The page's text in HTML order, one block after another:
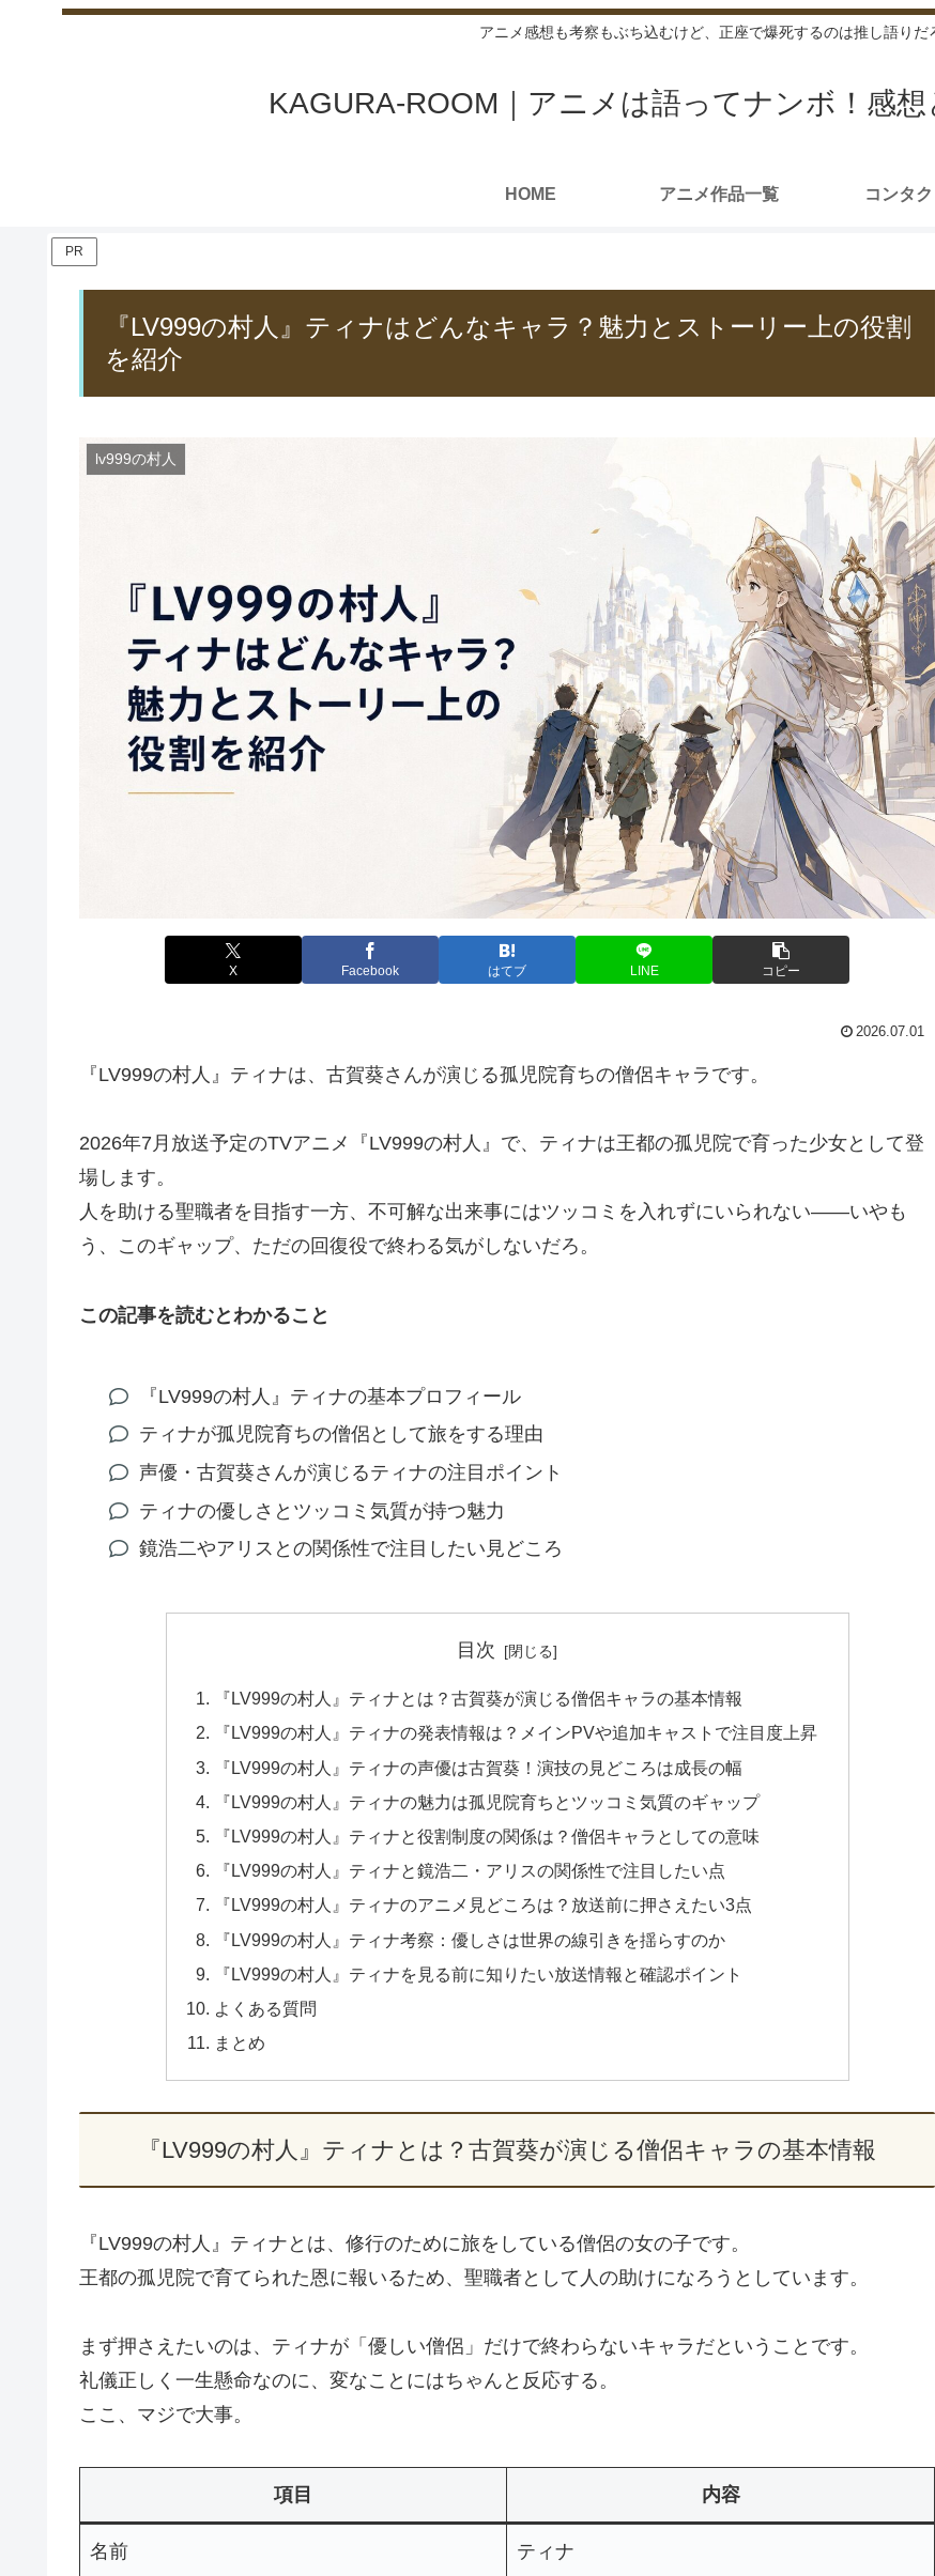
アニメ感想も考察もぶち込むけど、正座で爆死するのは推し語りだ
KAGURA-ROOM｜アニメは語ってナンボ！感
HOME アニメ作品一覧 コンタク
PR
『LV999の村人』ティナはどんなキャラ？魅力とストーリー上の役割
を紹介
lv999の村人
X Facebook はてブ LINE コピー
2026.07.01
『LV999の村人』ティナは、古賀葵さんが演じる孤児院育ちの僧侶キャラです。
2026年7月放送予定のTVアニメ『LV999の村人』で、ティナは王都の孤児院で育った少女として登
場します。
人を助ける聖職者を目指す一方、不可解な出来事にはツッコミを入れずにいられない――いやも
う、このギャップ、ただの回復役で終わる気がしないだろ。
この記事を読むとわかること
『LV999の村人』ティナの基本プロフィール
ティナが孤児院育ちの僧侶として旅をする理由
声優・古賀葵さんが演じるティナの注目ポイント
ティナの優しさとツッコミ気質が持つ魅力
鏡浩二やアリスとの関係性で注目したい見どころ
目次
『LV999の村人』ティナとは？古賀葵が演じる僧侶キャラの基本情報
『LV999の村人』ティナの発表情報は？メインPVや追加キャストで注目度上昇
『LV999の村人』ティナの声優は古賀葵！演技の見どころは成長の幅
『LV999の村人』ティナの魅力は孤児院育ちとツッコミ気質のギャップ
『LV999の村人』ティナと役割制度の関係は？僧侶キャラとしての意味
『LV999の村人』ティナと鏡浩二・アリスの関係性で注目したい点
『LV999の村人』ティナのアニメ見どころは？放送前に押さえたい3点
『LV999の村人』ティナ考察：優しさは世界の線引きを揺らすのか
『LV999の村人』ティナを見る前に知りたい放送情報と確認ポイント
よくある質問
まとめ
『LV999の村人』ティナとは？古賀葵が演じる僧侶キャラの基本情報
『LV999の村人』ティナとは、修行のために旅をしている僧侶の女の子です。
王都の孤児院で育てられた恩に報いるため、聖職者として人の助けになろうとしています。
まず押さえたいのは、ティナが「優しい僧侶」だけで終わらないキャラだということです。
礼儀正しく一生懸命なのに、変なことにはちゃんと反応する。
ここ、マジで大事。
項目 内容
名前 ティナ